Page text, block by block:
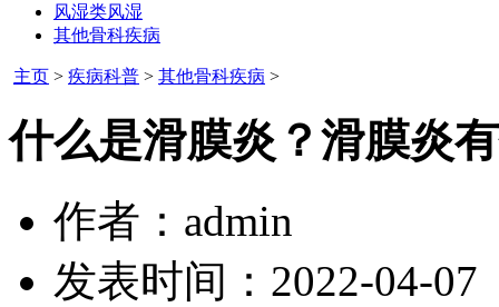
风湿类风湿
其他骨科疾病
主页 > 疾病科普 > 其他骨科疾病 >
什么是滑膜炎？滑膜炎
作者：admin
发表时间：2022-04-07